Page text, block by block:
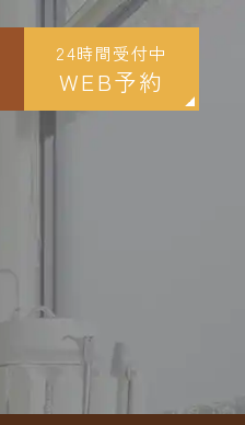
24時間受付中
WEB予約